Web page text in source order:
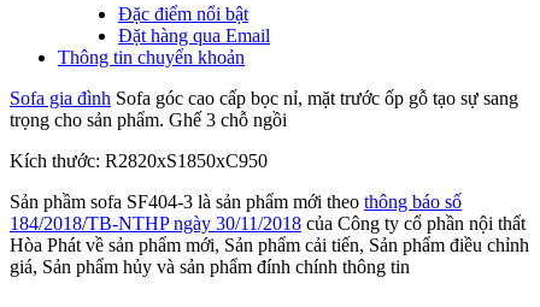
Đặc điểm nổi bật
Đặt hàng qua Email
Thông tin chuyển khoản
Sofa gia đình Sofa góc cao cấp bọc nỉ, mặt trước ốp gỗ tạo sự sang
trọng cho sản phẩm. Ghế 3 chỗ ngồi
Kích thước: R2820xS1850xC950
Sản phầm sofa SF404-3 là sản phẩm mới theo thông báo số
184/2018/TB-NTHP ngày 30/11/2018 của Công ty cổ phần nội thất
Hòa Phát về sản phẩm mới, Sản phẩm cải tiến, Sản phẩm điều chỉnh
giá, Sản phẩm hủy và sản phẩm đính chính thông tin